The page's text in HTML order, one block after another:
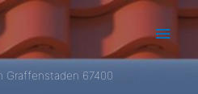
Graffenstaden 67400